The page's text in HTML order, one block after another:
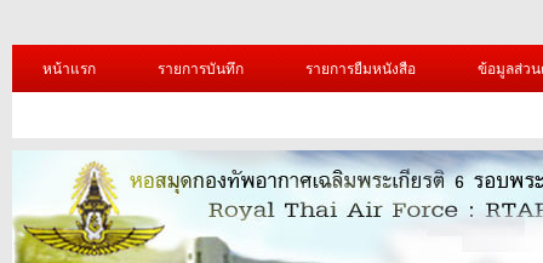
หน้าแรก รายการบันทึก รายการยืมหนังสือ ข้อมูลส่ว